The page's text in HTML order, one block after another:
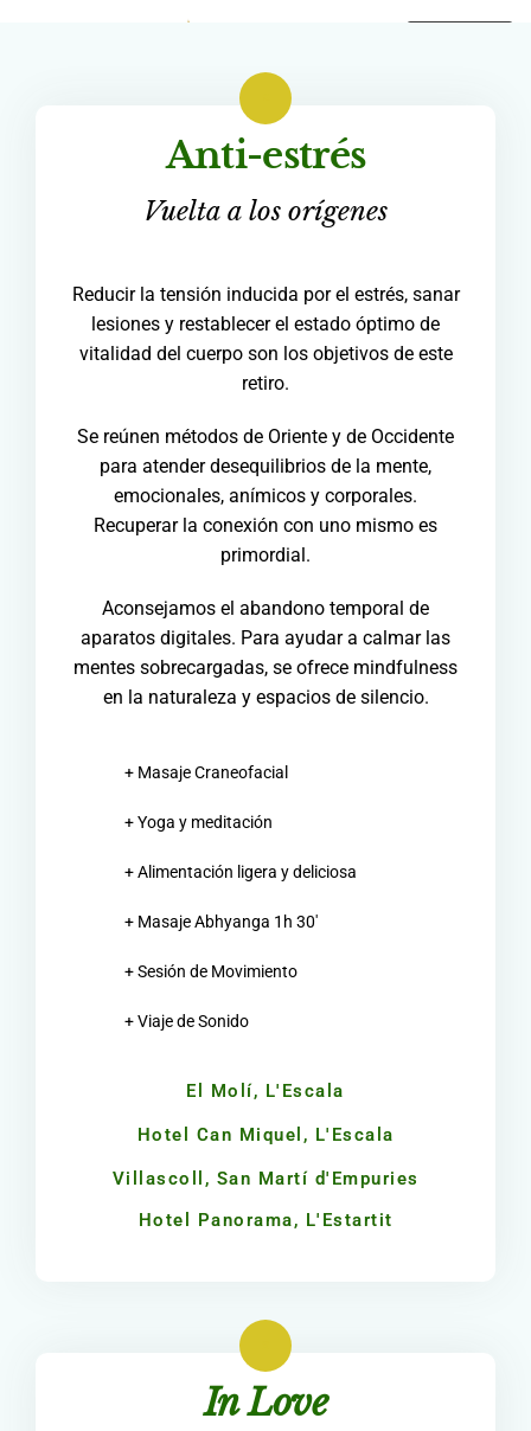
Anti-estrés
Vuelta a los orígenes
Reducir la tensión inducida por el estrés, sanar
lesiones y restablecer el estado óptimo de
vitalidad del cuerpo son los objetivos de este
retiro.
Se reúnen métodos de Oriente y de Occidente
para atender desequilibrios de la mente,
emocionales, anímicos y corporales.
Recuperar la conexión con uno mismo es
primordial.
Aconsejamos el abandono temporal de
aparatos digitales. Para ayudar a calmar las
mentes sobrecargadas, se ofrece mindfulness
en la naturaleza y espacios de silencio.
+ Masaje Craneofacial
+ Yoga y meditación
+ Alimentación ligera y deliciosa
+ Masaje Abhyanga 1h 30′
+ Sesión de Movimiento
+ Viaje de Sonido
El Molí, L'Escala
Hotel Can Miquel, L'Escala
Villascoll, San Martí d'Empuries
Hotel Panorama, L'Estartit
In Love